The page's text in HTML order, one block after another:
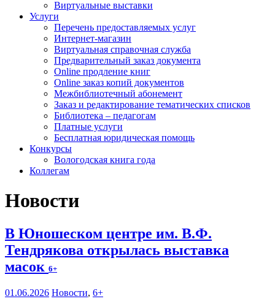
Виртуальные выставки
Услуги
Перечень предоставляемых услуг
Интернет-магазин
Виртуальная справочная служба
Предварительный заказ документа
Online продление книг
Online заказ копий документов
Межбиблиотечный абонемент
Заказ и редактирование тематических списков
Библиотека – педагогам
Платные услуги
Бесплатная юридическая помощь
Конкурсы
Вологодская книга года
Коллегам
Новости
В Юношеском центре им. В.Ф.
Тендрякова открылась выставка
масок 6+
01.06.2026 Новости, 6+